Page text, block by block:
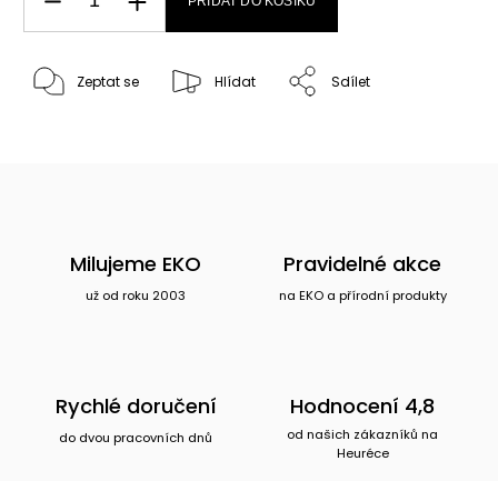
Zeptat se Hlídat Sdílet
Milujeme EKO
už od roku 2003
Pravidelné akce
na EKO a přírodní produkty
Rychlé doručení
do dvou pracovních dnů
Hodnocení 4,8
od našich zákazníků na
Heuréce